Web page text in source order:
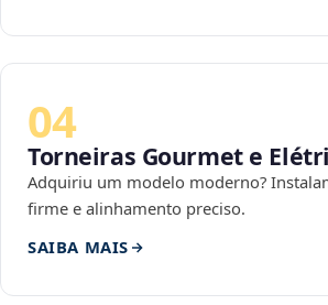
04
Torneiras Gourmet e
Adquiriu um modelo moderno?
firme e alinhamento preciso.
SAIBA MAIS